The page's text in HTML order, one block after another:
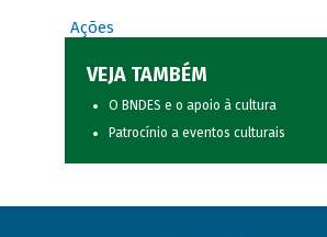
Ações
VEJA TAMBÉM
O BNDES e o apoio à cultura
Patrocínio a eventos culturais